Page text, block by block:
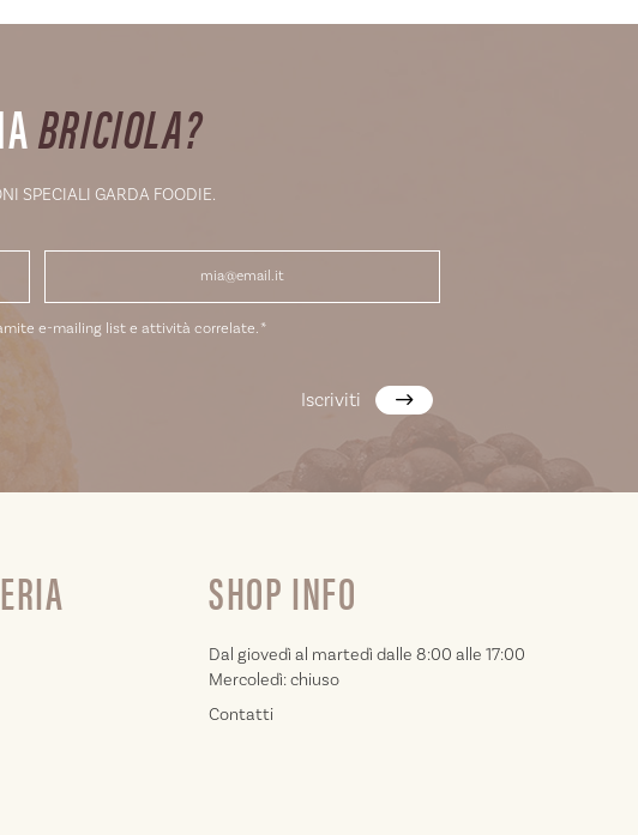
BRICIOLA?
SPECIALI GARDA FOODIE.
e-mailing list e attività correlate.*
Iscriviti
SHOP INFO
Dal giovedì al martedì dalle 8:00 alle 17:00
Mercoledì: chiuso
Contatti